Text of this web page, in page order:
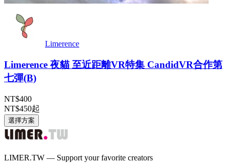
Limerence
Limerence 夜貓 至近距離VR特集 CandidVR合作第
七彈(B)
NT$400
NT$450起
選擇方案
LIMER.TW — Support your favorite creators